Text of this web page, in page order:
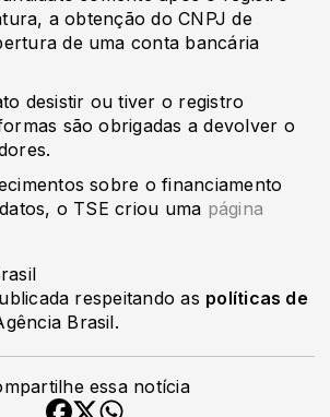
a obtenção do CNPJ de
de uma conta bancária
desistir ou tiver o registro
são obrigadas a devolver o
sobre o financiamento
o TSE criou uma página
respeitando as políticas de
Brasil.
essa notícia